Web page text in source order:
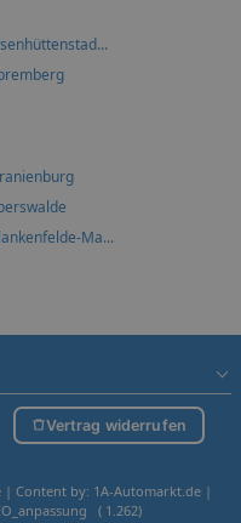
Ma...
Vertrag widerrufen
| Content by: 1A-Automarkt.de |
( 1.262)